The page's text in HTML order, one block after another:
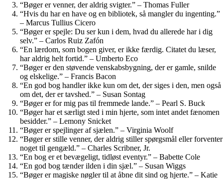
“Bøger er venner, der aldrig svigter.” – Thomas Fuller
“Hvis du har en have og en bibliotek, så mangler du ingenting.”
– Marcus Tullius Cicero
“Bøger er spejle: Du ser kun i dem, hvad du allerede har i dig
selv.” – Carlos Ruiz Zafón
“En lærdom, som bogen giver, er ikke færdig. Citatet du læser,
har aldrig helt fortid.” – Umberto Eco
“Bøger er den støvende venskabsbygning, der er gamle, snilde
og elskelige.” – Francis Bacon
“En god bog handler ikke kun om det, der siges i den, men også
om det, der er tavshed.” – Susan Sontag
“Bøger er for mig pas til fremmede lande.” – Pearl S. Buck
“Bøger har et særligt sted i min hjerte, som intet andet fænomen
besidder.” – Lemony Snicket
“Bøger er spejlinger af sjælen.” – Virginia Woolf
“Bøger er stille venner, der aldrig stiller spørgsmål eller forventer
noget til gengæld.” – Charles Scribner, Jr.
“En bog er et bevægeligt, tidløst eventyr.” – Babette Cole
“En god bog tænder ilden i din sjæl.” – Susan Wiggs
“Bøger er magiske nøgler til at åbne dit sind og hjerte.” – Katie